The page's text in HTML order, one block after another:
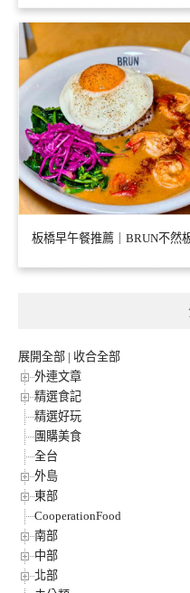
板橋早午餐推薦｜BRUN不然
展開全部 | 收合全部
外連文章
精選食記
精選好玩
團購美食
全台
外島
東部
CooperationFood
南部
中部
北部